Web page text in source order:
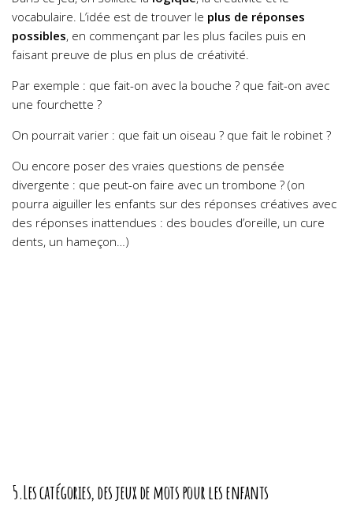
vocabulaire. L’idée est de trouver le plus de réponses
possibles, en commençant par les plus faciles puis en
faisant preuve de plus en plus de créativité.
Par exemple : que fait-on avec la bouche ? que fait-on avec
une fourchette ?
On pourrait varier : que fait un oiseau ? que fait le robinet ?
Ou encore poser des vraies questions de pensée
divergente : que peut-on faire avec un trombone ? (on
pourra aiguiller les enfants sur des réponses créatives avec
des réponses inattendues : des boucles d’oreille, un cure
dents, un hameçon…)
5.Les catégories, des jeux de mots pour les enfants